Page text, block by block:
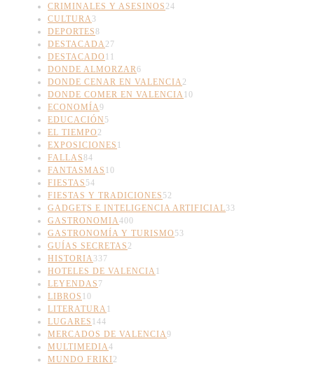
CRIMINALES Y ASESINOS 24
CULTURA 3
DEPORTES8
DESTACADA 27
DESTACADO 11
DONDE ALMORZAR6
DONDE CENAR EN VALENCIA 2
DONDE COMER EN VALENCIA 10
ECONOMÍA9
EDUCACIÓN 5
EL TIEMPO 2
EXPOSICIONES 1
FALLAS84
FANTASMAS 10
FIESTAS 54
FIESTAS Y TRADICIONES 52
GADGETS E INTELIGENCIA ARTIFICIAL33
GASTRONOMIA400
GASTRONOMÍA Y TURISMO 53
GUÍAS SECRETAS 2
HISTORIA 337
HOTELES DE VALENCIA 1
LEYENDAS 7
LIBROS 10
LITERATURA 1
LUGARES 144
MERCADOS DE VALENCIA9
MULTIMEDIA4
MUNDO FRIKI2